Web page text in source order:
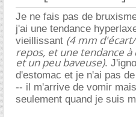
Je ne fais pas de
j'ai une tendance
vieillissant (4 mm
repos, et une tendance
et un peu baveuse).
d'estomac et je n'ai pas
-- il m'arrive de vomir
seulement quand je suis